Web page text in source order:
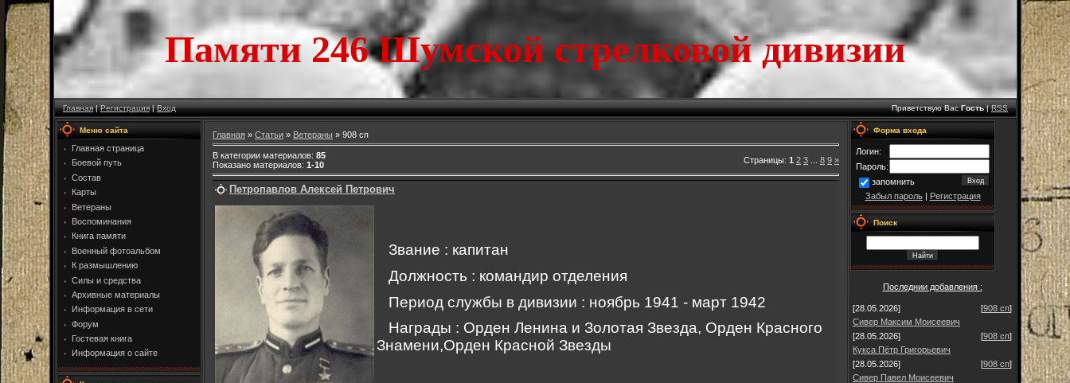
Памяти 246 Шумской стрелковой дивизии
Главная|Регистрация|Вход Приветствую Вас Гость|RSS
Меню сайта
Главная страница
Боевой путь
Состав
Карты
Ветераны
Воспоминания
Книга памяти
Военный фотоальбом
К размышлению
Силы и средства
Архивные материалы
Информация в сети
Форум
Гостевая книга
Информация о сайте
Главная » Статьи » Ветераны » 908 сп
В категории материалов: 85
Показано материалов: 1-10 Страницы: 1 2 3 8 9 »
Петропавлов Алексей Петрович
Звание : капитан
Должность : командир отделения
Период службы в дивизии : ноябрь 1941 - март 1942
Награды : Орден Ленина и Золотая Звезда, Орден Красного
Знамени,Орден Красной Звезды
Форма входа
Логин:
Пароль:
запомнить
Забыл пароль| Регистрация
Поиск
Последнии добавления :
[28.05.2026] [908 сп]
Сивер Максим Моисеевич
[28.05.2026]
[908 сп]
Кукса Пётр Григорьевич
[28.05.2026]
[908 сп]
Сивер Павел Моисеевич